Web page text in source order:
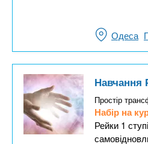
Одеса
Навчання
Простір
Набір на
Рейки 1